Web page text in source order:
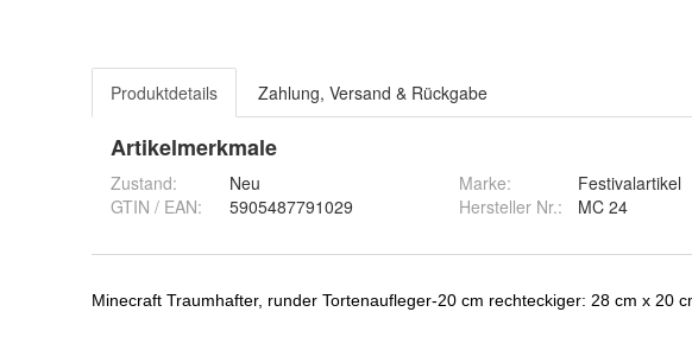
Produktdetails Zahlung, Versand & Rückgabe
Artikelmerkmale
Zustand:
Neu
GTIN / EAN:
5905487791029
Marke:
Festivalartikel
Hersteller Nr.:
MC 24